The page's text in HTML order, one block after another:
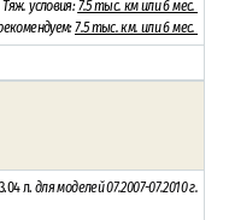
Тяж. условия:7.5 тыс. км или 6 мес.
7.5 тыс. км. или 6 мес.
3.04 л. для моделей 07.2007-07.2010 г.